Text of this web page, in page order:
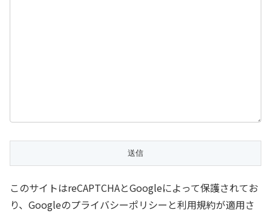
このサイトはreCAPTCHAとGoogleによって保護されてお
り、Googleのプライバシーポリシーと利用規約が適用さ